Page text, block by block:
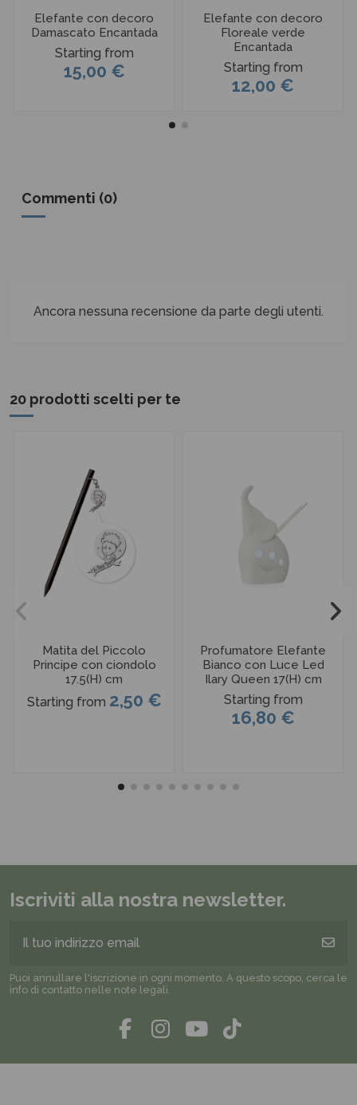
Elefante con decoro
Damascato Encantada
Starting from
15,00 €
Elefante con decoro
Floreale verde
Encantada
Starting from
12,00 €
Commenti (0)
Ancora nessuna recensione da parte degli utenti.
20 prodotti scelti per te
Matita del Piccolo
Principe con ciondolo
17.5(H) cm
Starting from 2,50 €
Profumatore Elefante
Bianco con Luce Led
Ilary Queen 17(H) cm
Starting from
16,80 €
Iscriviti alla nostra newsletter.
Puoi annullare l'iscrizione in ogni momento. A questo scopo, cerca le
info di contatto nelle note legali.